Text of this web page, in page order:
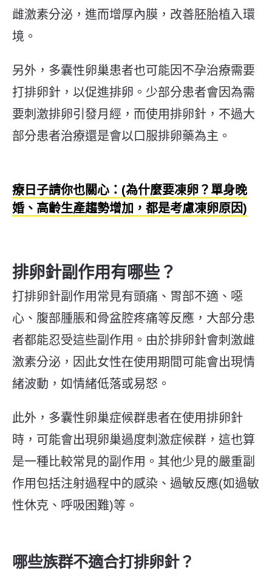
雌激素分泌，進而增厚內膜，改善胚胎植入環
境。
另外，多囊性卵巢患者也可能因不孕治療需要
打排卵針，以促進排卵。少部分患者會因為需
要刺激排卵引發月經，而使用排卵針，不過大
部分患者治療還是會以口服排卵藥為主。
療日子請你也關心：(為什麼要凍卵？單身晚
婚、高齡生產趨勢增加，都是考慮凍卵原因)
排卵針副作用有哪些？
打排卵針副作用常見有頭痛、胃部不適、噁
心、腹部腫脹和骨盆腔疼痛等反應，大部分患
者都能忍受這些副作用。由於排卵針會刺激雌
激素分泌，因此女性在使用期間可能會出現情
緒波動，如情緒低落或易怒。
此外，多囊性卵巢症候群患者在使用排卵針
時，可能會出現卵巢過度刺激症候群，這也算
是一種比較常見的副作用。其他少見的嚴重副
作用包括注射過程中的感染、過敏反應(如過敏
性休克、呼吸困難)等。
哪些族群不適合打排卵針？